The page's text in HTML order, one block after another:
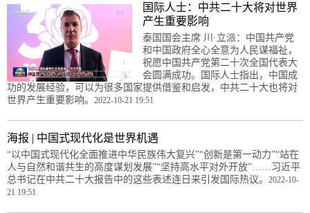
国际人士：中共二十大将对世界
产生重要影响
泰国国会主席 川·立派：中国共产党
和中国政府全心全意为人民谋福祉，
祝愿中国共产党第二十次全国代表大
会圆满成功。国际人士指出，中国成
功的发展经验，可以为很多国家提供借鉴和启发，中共二十大也将对
世界产生重要影响。 2022-10-21 19:51
海报 | 中国式现代化是世界机遇
“以中国式现代化全面推进中华民族伟大复兴”“创新是第一动力”“站在
人与自然和谐共生的高度谋划发展”“坚持高水平对外开放”……习近平
总书记在中共二十大报告中的这些表述连日来引发国际热议。 2022-10-
21 19:51